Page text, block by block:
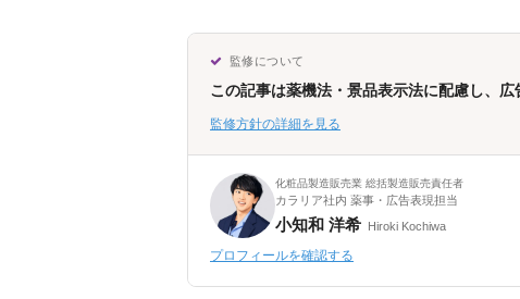
監修について
この記事は薬機法・景品表示法に配慮し、
監修方針の詳細を見る
化粧品製造販売業 総括製造販売責任者
カラリア社内 薬事・広告表現担当
小知和 洋希 Hiroki Kochiwa
プロフィールを確認する